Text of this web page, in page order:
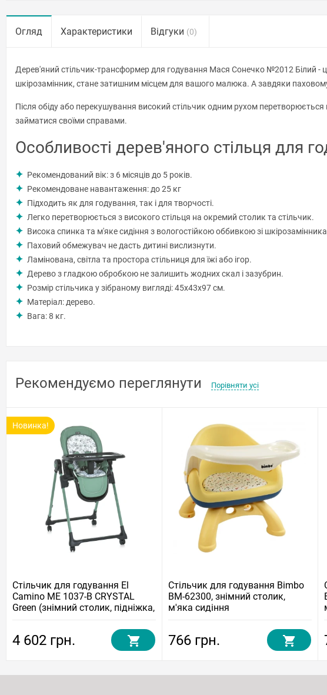
Огляд Характеристики Відгуки (0)
Дерев'яний стільчик-трансформер для годування Мася Сонечко №2012 Білий -
шкірозамінник, стане затишним місцем для вашого малюка. А завдяки
Після обіду або перекушування високий стільчик одним рухом
займатися своїми справами.
Особливості дерев'яного стільця для
Рекомендований вік: з 6 місяців до 5 років.
Рекомендоване навантаження: до 25 кг
Підходить як для годування, так і для творчості.
Легко перетворюється з високого стільця на окремий столик та стільчик.
Висока спинка та м'яке сидіння з вологостійкою оббивкою зі
Паховий обмежувач не дасть дитині вислизнути.
Ламінована, світла та простора стільниця для їжі або ігор.
Дерево з гладкою обробкою не залишить жодних скал і зазубрин.
Розмір стільчика у зібраному вигляді: 45х43х97 см.
Матеріал: дерево.
Вага: 8 кг.
Рекомендуємо переглянути Порівняти усі
Новинка!
Стільчик для годування El
Camino ME 1037-B CRYSTAL
Green (знімний столик, підніжка,
4 602 грн.
Стільчик для годування Bimbo
BM-62300, знімний столик,
м'яка сидіння
766 грн.